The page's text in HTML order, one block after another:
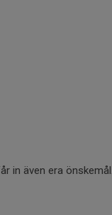
in även era önskemål.